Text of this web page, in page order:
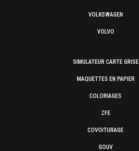
VOLKSWAGEN
VOLVO
SIMULATEUR CARTE GRISE
MAQUETTES EN PAPIER
COLORIAGES
ZFE
COVOITURAGE
GOUV